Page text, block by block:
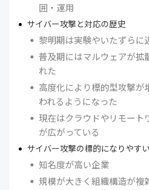
囲・運用
サイバー攻撃と対応の歴史
黎明期は実験やいたずらに
普及期にはマルウェアが拡
れた
高度化により標的型攻撃が
われるようになった
現在はクラウドやリモート
が広がっている
サイバー攻撃の標的になりやす
知名度が高い企業
規模が大きく組織構造が複